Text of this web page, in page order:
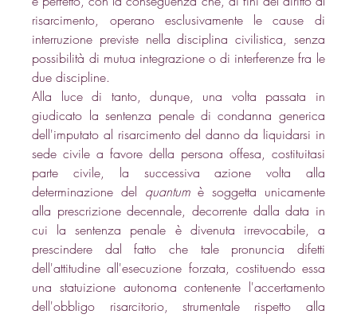
risarcimento, operano esclusivamente le cause di
interruzione previste nella disciplina civilistica, senza
possibilità di mutua integrazione o di interferenze fra le
due discipline.
Alla luce di tanto, dunque, una volta passata in
giudicato la sentenza penale di condanna generica
dell'imputato al risarcimento del danno da liquidarsi in
sede civile a favore della persona offesa, costituitasi
parte civile, la successiva azione volta alla
determinazione del quantum è soggetta unicamente
alla prescrizione decennale, decorrente dalla data in
cui la sentenza penale è divenuta irrevocabile, a
prescindere dal fatto che tale pronuncia difetti
dell'attitudine all'esecuzione forzata, costituendo essa
una statuizione autonoma contenente l'accertamento
dell'obbligo risarcitorio, strumentale rispetto alla